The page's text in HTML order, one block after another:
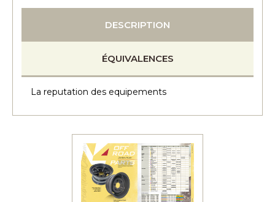
DESCRIPTION
ÉQUIVALENCES
La reputation des equipements